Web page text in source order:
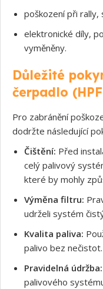
poškození při
elektronické díly,
vyměněny.
Důležité
čerpadlo
Pro zabránění
dodržte následující
Čištění: Před
celý palivový
které by mohly
Výměna filtru:
udrželi systém
Kvalita paliva:
palivo bez nečistot.
Pravidelná údržba:
palivového